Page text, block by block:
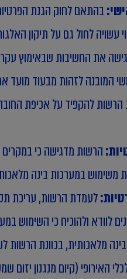
בהתאם לחוק הגנת
עשויה לחול גם על תיקון
את החשיבות שבאימוץ
המובנה לזהות מבעוד מועד
הרשות להקפיד על אכיפת
הרשות מדגישה כי
משימוש במערכות בינה
לעמדת הרשות, עריכת
לוודא ולהוכיח כי השימוש
האירופי (קיום מנגנון יזום